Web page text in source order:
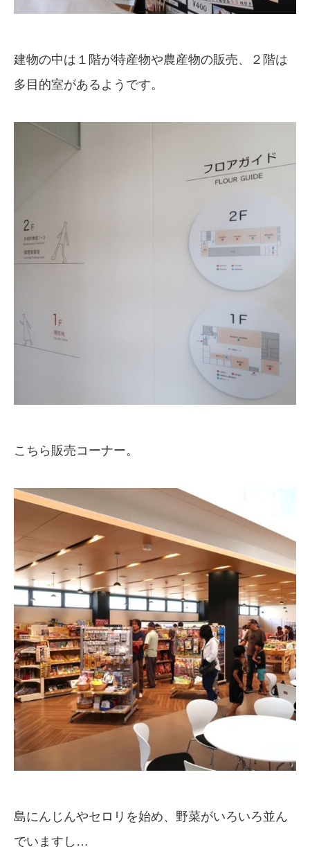
建物の中は１階が特産物や農産物の販売、２階は
多目的室があるようです。
こちら販売コーナー。
島にんじんやセロリを始め、野菜がいろいろ並ん
でいますし…